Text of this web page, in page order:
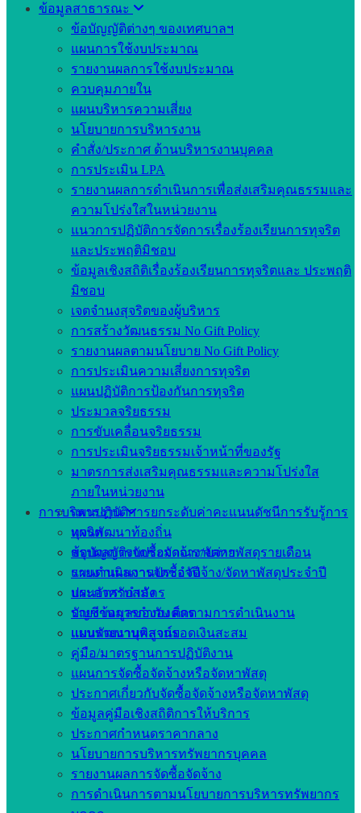
ข้อมูลสาธารณะ
ข้อบัญญัติต่างๆ ของเทศบาลฯ
แผนการใช้งบประมาณ
รายงานผลการใช้งบประมาณ
ควบคุมภายใน
แผนบริหารความเสี่ยง
นโยบายการบริหารงาน
คำสั่ง/ประกาศ ด้านบริหารงานบุคคล
การประเมิน LPA
รายงานผลการดำเนินการเพื่อส่งเสริมคุณธรรมและ
ความโปร่งใสในหน่วยงาน
แนวการปฏิบัติการจัดการเรื่องร้องเรียนการทุจริต
และประพฤติมิชอบ
ข้อมูลเชิงสถิติเรื่องร้องเรียนการทุจริตและ ประพฤติ
มิชอบ
เจตจำนงสุจริตของผู้บริหาร
การสร้างวัฒนธรรม No Gift Policy
รายงานผลตามนโยบาย No Gift Policy
การประเมินความเสี่ยงการทุจริต
แผนปฏิบัติการป้องกันการทุจริต
ประมวลจริยธรรม
การขับเคลื่อนจริยธรรม
การประเมินจริยธรรมเจ้าหน้าที่ของรัฐ
มาตรการส่งเสริมคุณธรรมและความโปร่งใส
ภายในหน่วยงาน
แผนปฏิบัติการยกระดับค่าคะแนนดัชนีการรับรู้การ
ทุจริต
สรุปผลการจัดซื้อจัดจ้าง/จัดหาพัสดุรายเดือน
รายงานผลการจัดซื้อจัดจ้าง/จัดหาพัสดุประจำปี
ประกาศรับสมัคร
บัญชีข้อมูลขององค์กร
แบบรายงานพิสูจน์ยอดเงินสะสม
การบริหารงาน
แผนพัฒนาท้องถิ่น
ข้อบัญญัติงบประมาณรายจ่าย
แผนดำเนินงานประจำปี
แผนอัตรากำลัง
รายงานการกำกับ ติดตามการดำเนินงาน
แผนพัฒนาบุคลากร
คู่มือ/มาตรฐานการปฏิบัติงาน
แผนการจัดซื้อจัดจ้างหรือจัดหาพัสดุ
ประกาศเกี่ยวกับจัดซื้อจัดจ้างหรือจัดหาพัสดุ
ข้อมูลคู่มือเชิงสถิติการให้บริการ
ประกาศกำหนดราคากลาง
นโยบายการบริหารทรัพยากรบุคคล
รายงานผลการจัดซื้อจัดจ้าง
การดำเนินการตามนโยบายการบริหารทรัพยากร